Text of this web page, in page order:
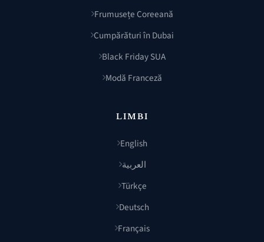
Frumusețe Coreeană
Cumpărături în Dubai
Black Friday SUA
Modă Franceză
LIMBI
English
العربية
Türkçe
Deutsch
Français